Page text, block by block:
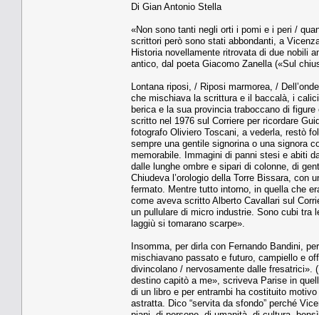
Di Gian Antonio Stella
«Non sono tanti negli orti i pomi e i peri /
scrittori però sono stati abbondanti, a
Historia novellamente ritrovata di due nobili
antico, dal poeta Giacomo Zanella («Sul
Lontana riposi, / Riposi marmorea, /
che mischiava la scrittura e il baccalà, i
berica e la sua provincia traboccano di
scritto nel 1976 sul Corriere per ricordare
fotografo Oliviero Toscani, a vederla, restò
sempre una gentile signorina o una signora
memorabile. Immagini di panni stesi e abiti
dalle lunghe ombre e sipari di colonne, di
Chiudeva l’orologio della Torre Bissara, con
fermato. Mentre tutto intorno, in quella che
come aveva scritto Alberto Cavallari sul
un pullulare di micro industrie. Sono cubi
laggiù si tomarano scarpe».
Insomma, per dirla con Fernando Bandini,
mischiavano passato e futuro, campiello e
divincolano / nervosamente dalle
destino capitò a me», scriveva Parise in
di un libro e per entrambi ha costituito
astratta. Dico “servita da sfondo” perché